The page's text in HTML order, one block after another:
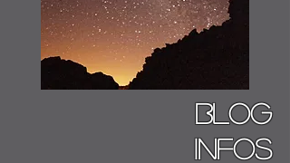
BLOG
Infos